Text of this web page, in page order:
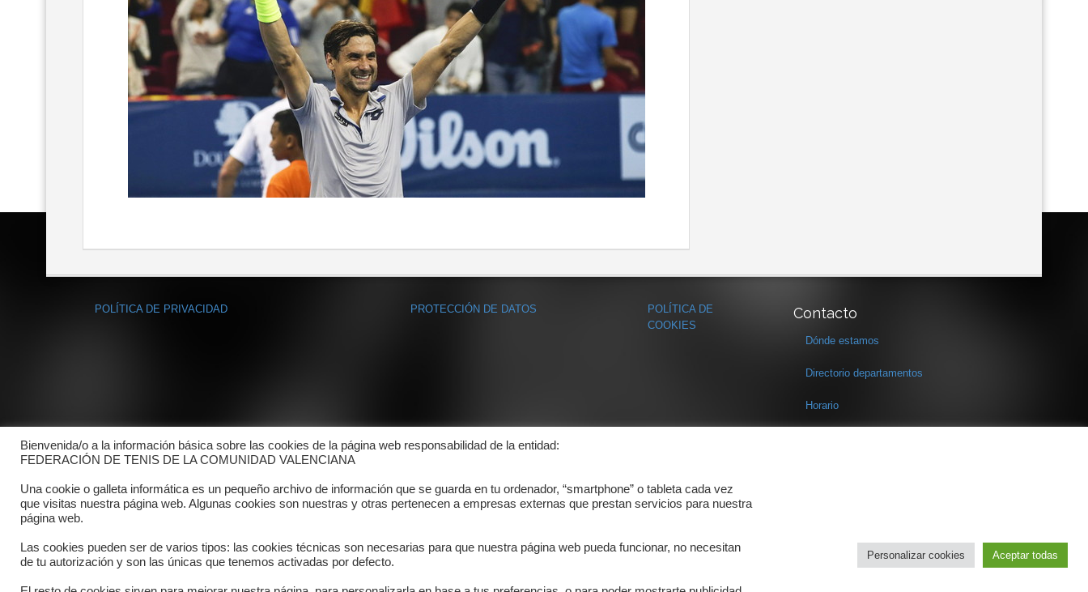
POLÍTICA DE PRIVACIDAD PROTECCIÓN DE DATOS
POLÍTICA DE
COOKIES
Contacto
Dónde estamos
Directorio departamentos
Horario
Bienvenida/o a la información básica sobre las cookies de la página web responsabilidad de la entidad:
FEDERACIÓN DE TENIS DE LA COMUNIDAD VALENCIANA
Una cookie o galleta informática es un pequeño archivo de información que se guarda en tu ordenador, “smartphone” o tableta cada vez
que visitas nuestra página web. Algunas cookies son nuestras y otras pertenecen a empresas externas que prestan servicios para nuestra
página web.
Las cookies pueden ser de varios tipos: las cookies técnicas son necesarias para que nuestra página web pueda funcionar, no necesitan
de tu autorización y son las únicas que tenemos activadas por defecto.
Personalizar cookies Aceptar todas